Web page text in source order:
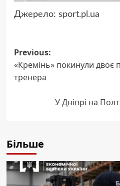
Джерело: sport.pl.ua
Post
navigation
Previous:
«Кремінь» покинули двоє
тренера
У Дніпрі на
Більше